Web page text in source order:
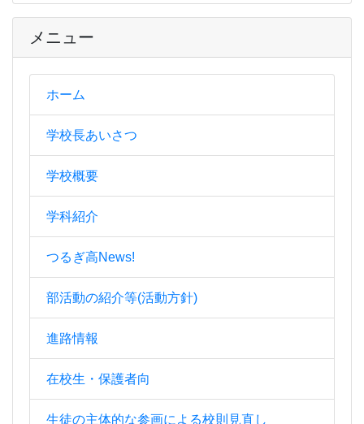
メニュー
ホーム
学校長あいさつ
学校概要
学科紹介
つるぎ高News!
部活動の紹介等(活動方針)
進路情報
在校生・保護者向
生徒の主体的な参画による校則見直し